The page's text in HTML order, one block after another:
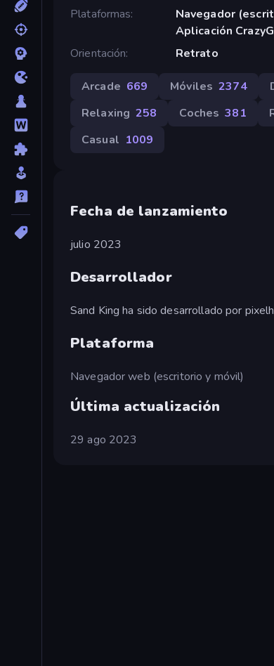
Plataformas
Navegador
Aplicación
Orientación
Retrato
Arcade 669 Móviles 2374
Relaxing 258 Coches 381
Casual 1009
Fecha de lanzamiento
julio 2023
Desarrollador
Sand King ha sido desarrollado por
Plataforma
Navegador web (escritorio y móvil)
Última actualización
29 ago 2023